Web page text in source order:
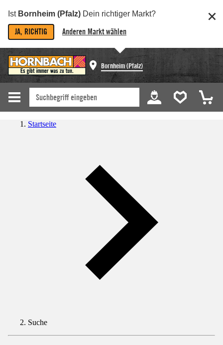
Ist Bornheim (Pfalz) Dein richtiger Markt?
JA, RICHTIG Anderen Markt wählen
Bornheim (Pfalz)
Startseite
Suche